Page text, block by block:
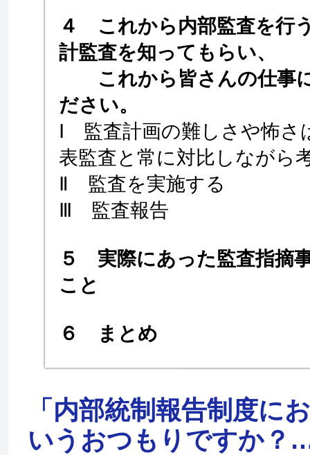
４ これから内部監査を行
計監査を知ってもらい、
これから皆さんの仕事
ださい。
Ⅰ 監査計画の難しさや怖さ
表監査と常に対比しながら
Ⅱ 監査を実施する
Ⅲ 監査報告
５ 実際にあった監査指摘
こと
６ まとめ
「内部統制報告制度に
いうおつもりですか？